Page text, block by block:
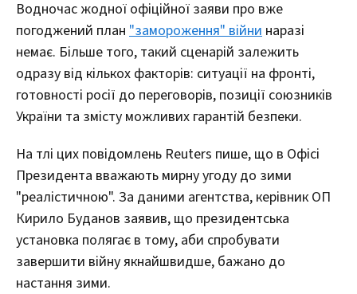
Водночас жодної офіційної заяви про вже
погоджений план "замороження" війни наразі
немає. Більше того, такий сценарій залежить
одразу від кількох факторів: ситуації на фронті,
готовності росії до переговорів, позиції союзників
України та змісту можливих гарантій безпеки.
На тлі цих повідомлень Reuters пише, що в Офісі
Президента вважають мирну угоду до зими
"реалістичною". За даними агентства, керівник ОП
Кирило Буданов заявив, що президентська
установка полягає в тому, аби спробувати
завершити війну якнайшвидше, бажано до
настання зими.